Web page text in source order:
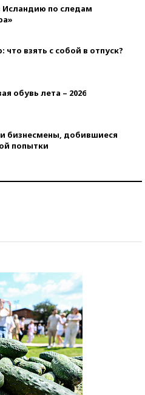
Исландию по следам
взять с собой в отпуск?
обувь лета – 2026
бизнесмены, добившиеся
попытки